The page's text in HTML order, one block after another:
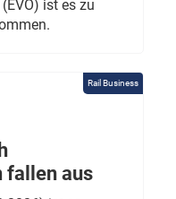
ist es zu
Rail Business
fallen aus